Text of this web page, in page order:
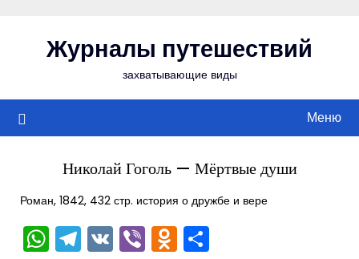
содержимомуЖурналы путешествий
захватывающие виды
Меню
Николай Гоголь — Мёртвые души
Роман, 1842, 432 стр. история о дружбе и вере
WhatsApp
Telegram
VKViberOdnoklassniki